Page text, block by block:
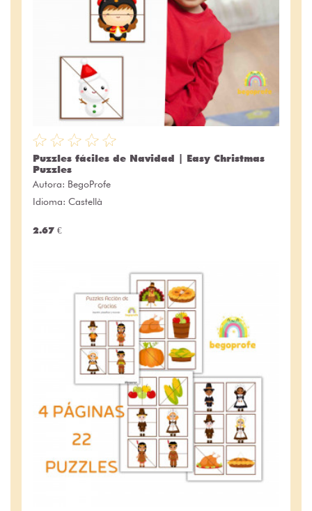
Puzzles fáciles de Navidad | Easy Christmas
Puzzles
Autora: BegoProfe
Idioma: Castellà
2.67 €